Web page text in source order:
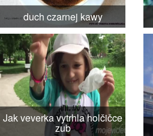
duch czarnej kawy
Jak veverka vytrhla holčičce
zub